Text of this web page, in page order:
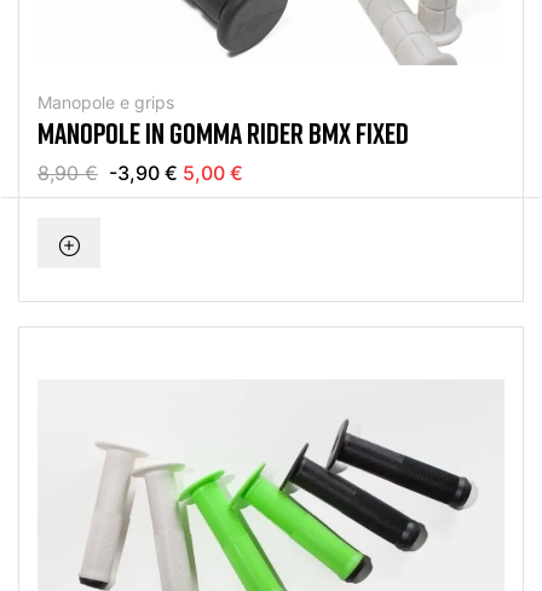
Manopole e grips
MANOPOLE IN GOMMA RIDER BMX FIXED
8,90 € -3,90 € 5,00 €